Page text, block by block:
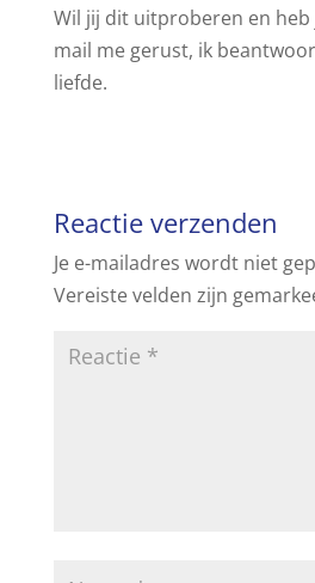
Wil jij dit uitproberen en heb
mail me gerust, ik
liefde.
Reactie verzenden
Je e-mailadres wordt niet
Vereiste velden zijn